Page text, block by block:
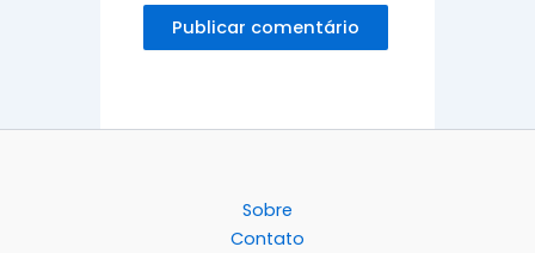
Sobre
Contato